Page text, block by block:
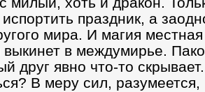
праздник, а
мира. И магия
выкинет в междумирье.
друг явно что-то
В меру сил,